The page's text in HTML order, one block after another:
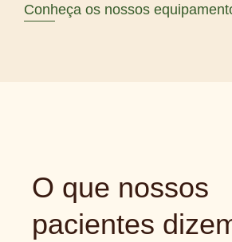
Conheça os nossos
O que nossos
pacientes